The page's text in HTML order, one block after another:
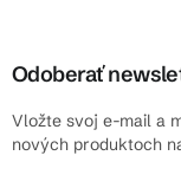
Odoberať
Vložte svoj e-mail a
nových produktoch